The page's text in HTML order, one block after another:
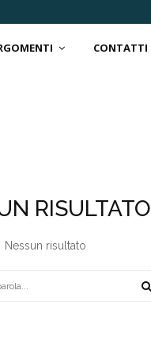
CONTATTI
RISULTATO
Nessun risultato